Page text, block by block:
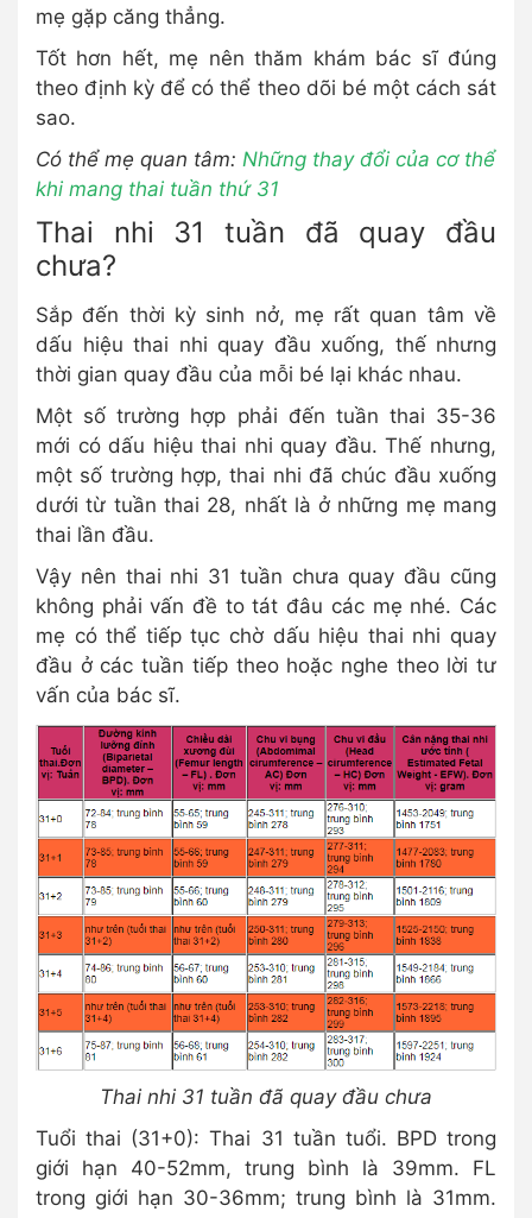
mẹ gặp căng thẳng.
Tốt hơn hết, mẹ nên thăm khám bác sĩ đúng
theo định kỳ để có thể theo dõi bé một cách sát
sao.
Có thể mẹ quan tâm: Những thay đổi của cơ thể
khi mang thai tuần thứ 31
Thai nhi 31 tuần đã quay đầu
chưa?
Sắp đến thời kỳ sinh nở, mẹ rất quan tâm về
dấu hiệu thai nhi quay đầu xuống, thế nhưng
thời gian quay đầu của mỗi bé lại khác nhau.
Một số trường hợp phải đến tuần thai 35-36
mới có dấu hiệu thai nhi quay đầu. Thế nhưng,
một số trường hợp, thai nhi đã chúc đầu xuống
dưới từ tuần thai 28, nhất là ở những mẹ mang
thai lần đầu.
Vậy nên thai nhi 31 tuần chưa quay đầu cũng
không phải vấn đề to tát đâu các mẹ nhé. Các
mẹ có thể tiếp tục chờ dấu hiệu thai nhi quay
đầu ở các tuần tiếp theo hoặc nghe theo lời tư
vấn của bác sĩ.
Thai nhi 31 tuần đã quay đầu chưa
Tuổi thai (31+0): Thai 31 tuần tuổi. BPD trong
giới hạn 40-52mm, trung bình là 39mm. FL
trong giới hạn 30-36mm; trung bình là 31mm.